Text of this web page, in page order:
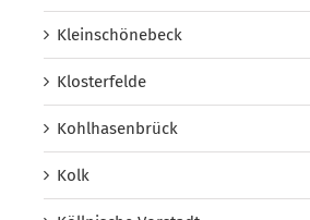
Kleinschönebeck
Klosterfelde
Kohlhasenbrück
Kolk